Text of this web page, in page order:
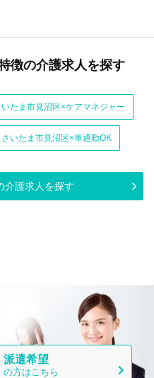
徴の介護求人を探す
いたま市見沼区×ケアマネジャー
さいたま市見沼区×車通勤OK
介護求人を探す
派遣希望
の方はこちら